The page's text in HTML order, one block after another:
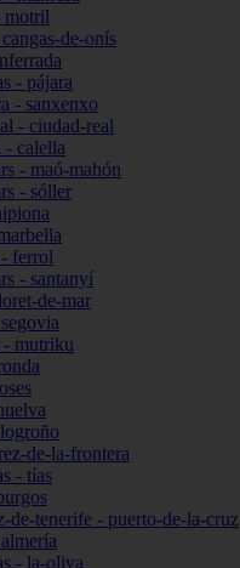
motril
de-onís
- pájara
- sanxenxo
- ciudad-real
- calella
- maó-mahón
- sóller
ferrol
- santanyí
de-mar
mutriku
de-la-frontera
- tías
de-tenerife - puerto-de-la-cruz
- la-oliva